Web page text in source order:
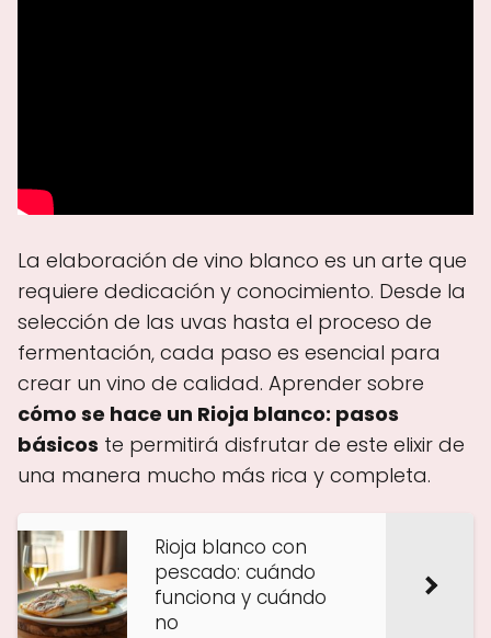
La elaboración de vino blanco es un arte que
requiere dedicación y conocimiento. Desde la
selección de las uvas hasta el proceso de
fermentación, cada paso es esencial para
crear un vino de calidad. Aprender sobre
cómo se hace un Rioja blanco: pasos
básicos te permitirá disfrutar de este elixir de
una manera mucho más rica y completa.
Rioja blanco con
pescado: cuándo
funciona y cuándo
no